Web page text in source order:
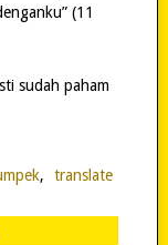
(11
sudah paham
, translate